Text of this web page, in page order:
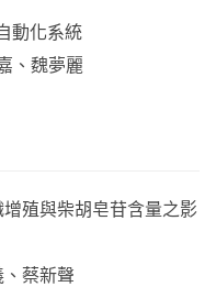
動化系統
、魏夢麗
殖與柴胡皂苷含量之影
蔡新聲